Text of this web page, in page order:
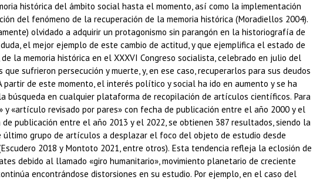
histórica del ámbito social hasta el momento, así como la implementación
del fenómeno de la recuperación de la memoria histórica (Moradiellos 2004).
olvidado a adquirir un protagonismo sin parangón en la historiografía de
el mejor ejemplo de este cambio de actitud, y que ejemplifica el estado de
la memoria histórica en el XXXVI Congreso socialista, celebrado en julio del
sufrieron persecución y muerte, y, en ese caso, recuperarlos para sus deudos
de este momento, el interés político y social ha ido en aumento y se ha
en cualquier plataforma de recopilación de artículos científicos. Para
«artículo revisado por pares» con fecha de publicación entre el año 2000 y el
publicación entre el año 2013 y el 2022, se obtienen 387 resultados, siendo la
último grupo de artículos a desplazar el foco del objeto de estudio desde
2018 y Montoto 2021, entre otros). Esta tendencia refleja la eclosión de
debido al llamado «giro humanitario», movimiento planetario de creciente
encontrándose distorsiones en su estudio. Por ejemplo, en el caso del